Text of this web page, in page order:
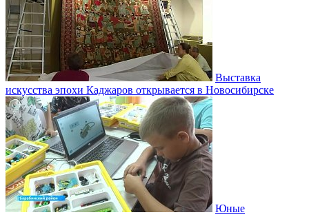
Выставка
искусства эпохи Каджаров открывается в Новосибирске
Юные